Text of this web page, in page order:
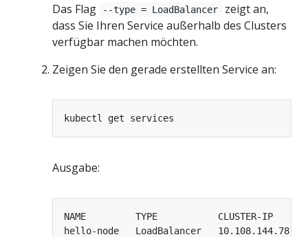
Das Flag --type = LoadBalancer
zeigt an,
dass Sie Ihren Service außerhalb des Clusters
verfügbar machen möchten.
Zeigen Sie den gerade erstellten Service an:
Ausgabe:
NAME         TYPE           CLUSTER-IP